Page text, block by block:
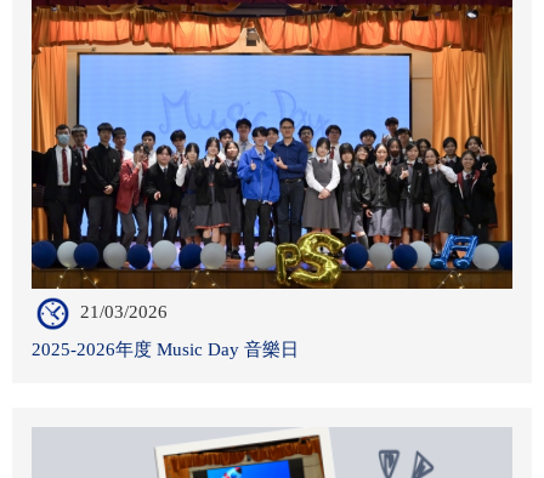
21/03/2026
2025-2026年度 Music Day 音樂日